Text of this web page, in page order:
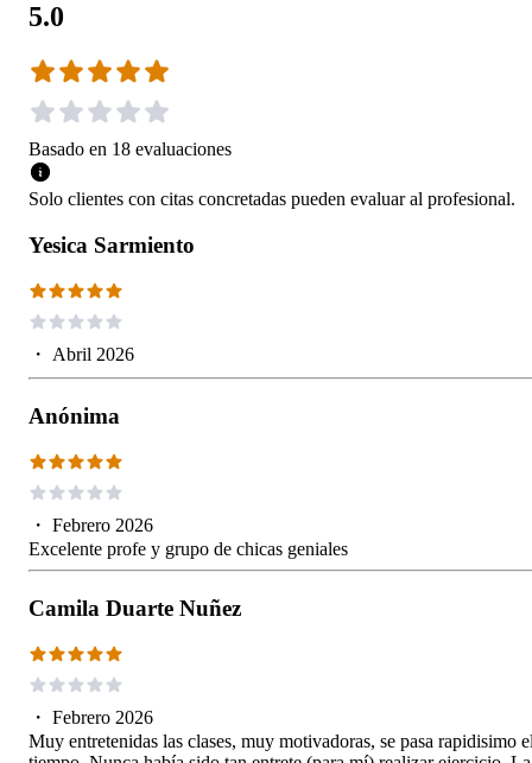
5.0
Basado en 18 evaluaciones
Solo clientes con citas concretadas pueden evaluar al profesional.
Yesica Sarmiento
・ Abril 2026
Anónima
・ Febrero 2026
Excelente profe y grupo de chicas geniales
Camila Duarte Nuñez
・ Febrero 2026
Muy entretenidas las clases, muy motivadoras, se pasa rapidisimo